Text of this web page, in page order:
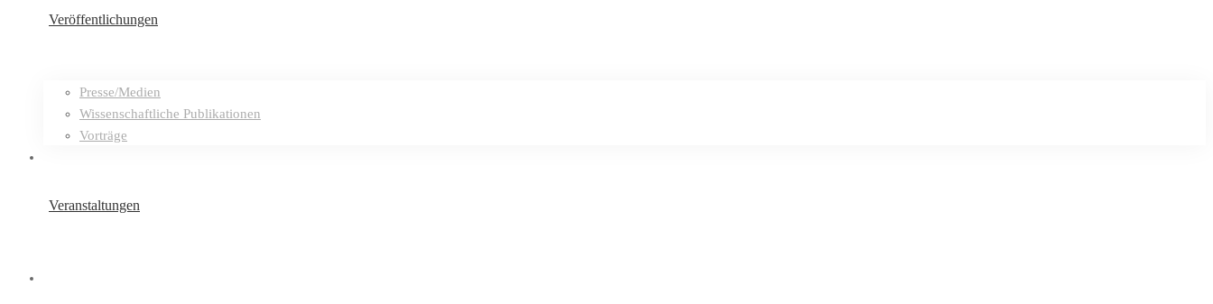
Veröffentlichungen
Presse/Medien
Wissenschaftliche Publikationen
Vorträge
Veranstaltungen